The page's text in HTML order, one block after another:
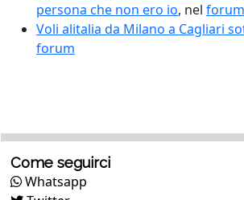
persona che non ero io, nel forum
Voli alitalia da Milano a Cagliari
forum
Come seguirci
Whatsapp